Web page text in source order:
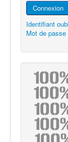
Connexion
Identifiant
Mot de passe